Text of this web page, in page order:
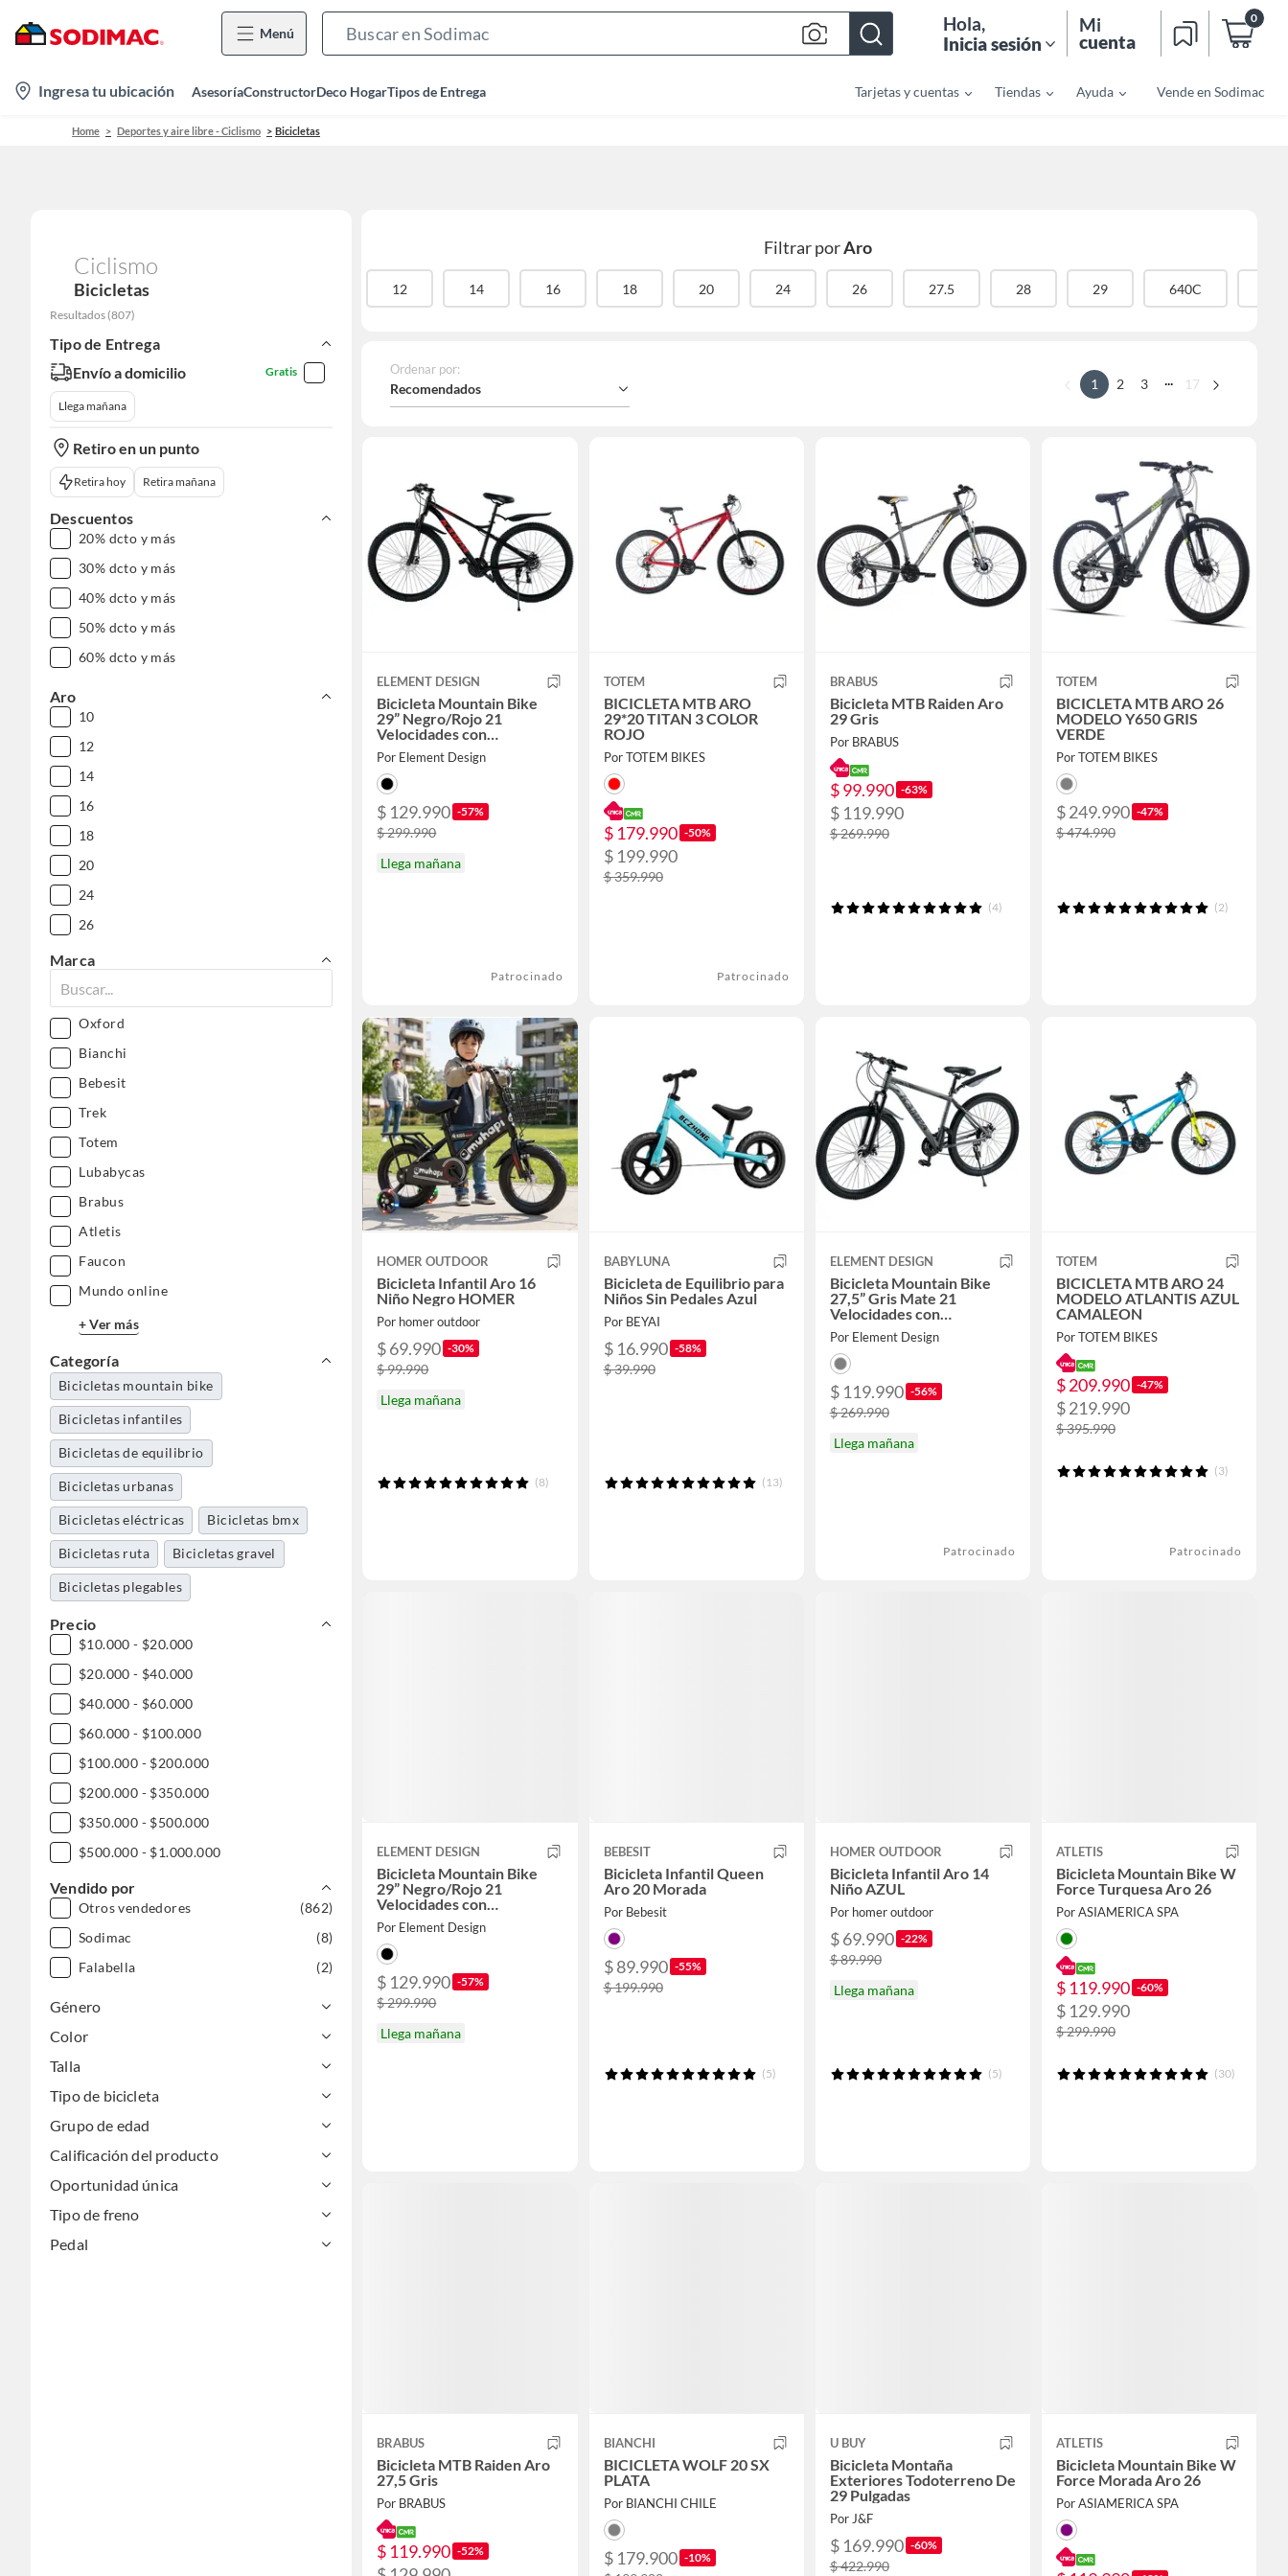
Menú
Bar
Hola,
Inicia sesión
Mi
cuenta
0
location-
icon
Ingresa tu ubicación AsesoríaConstructorDeco HogarTipos de Entrega Tarjetas y cuentas Tiendas Ayuda Vende en Sodimac
Home Deportes y aire libre - Ciclismo Bicicletas
Ciclismo
Bicicletas
Resultados (807)
Tipo de Entrega
Envío a domicilio
Gratis
Llega mañana
Retiro en un punto
Retira hoy Retira mañana
Descuentos
20% dcto y más
30% dcto y más
40% dcto y más
50% dcto y más
60% dcto y más
Aro
10
12
14
16
18
20
24
26
28
Marca
Oxford
Bianchi
Bebesit
Trek
Totem
Lubabycas
Brabus
Atletis
Faucon
Mundo online
+ Ver más
Categoría
Bicicletas mountain bike
Bicicletas infantiles
Bicicletas de equilibrio
Bicicletas urbanas
Bicicletas eléctricas Bicicletas bmx
Bicicletas ruta Bicicletas gravel
Bicicletas plegables
Precio
$10.000 - $20.000
$20.000 - $40.000
$40.000 - $60.000
$60.000 - $100.000
$100.000 - $200.000
$200.000 - $350.000
$350.000 - $500.000
$500.000 - $1.000.000
DESDE $1.000.000
Vendido por
Otros vendedores
(862)
Sodimac
(8)
Falabella
(2)
Género
Color
Talla
Tipo de bicicleta
Grupo de edad
Calificación del producto
Oportunidad única
Tipo de freno
Pedal
Filtrar porAro
12 14 16 18 20 24 26 27.5 28 29 640C
Ordenar por:
Recomendados 1 2 3 ... 17
ELEMENT DESIGN
Bicicleta Mountain Bike
29” Negro/Rojo 21
Velocidades con
Suspensión y Frenos de
Disco
Por Element Design
$ 129.990 -57%
$ 299.990
Llega mañana
Patrocinado
TOTEM
BICICLETA MTB ARO
29*20 TITAN 3 COLOR
ROJO
Por TOTEM BIKES
$ 179.990 -50%
$ 199.990
$ 359.990
Patrocinado
BRABUS
Bicicleta MTB Raiden Aro
29 Gris
Por BRABUS
$ 99.990 -63%
$ 119.990
$ 269.990
(4)
TOTEM
BICICLETA MTB ARO 26
MODELO Y650 GRIS
VERDE
Por TOTEM BIKES
$ 249.990 -47%
$ 474.990
(2)
HOMER OUTDOOR
Bicicleta Infantil Aro 16
Niño Negro HOMER
Por homer outdoor
$ 69.990 -30%
$ 99.990
Llega mañana
(8)
BABYLUNA
Bicicleta de Equilibrio para
Niños Sin Pedales Azul
Por BEYAI
$ 16.990 -58%
$ 39.990
(13)
ELEMENT DESIGN
Bicicleta Mountain Bike
27,5” Gris Mate 21
Velocidades con
Suspensión y Frenos de
Disco
Por Element Design
$ 119.990 -56%
$ 269.990
Llega mañana
Patrocinado
TOTEM
BICICLETA MTB ARO 24
MODELO ATLANTIS AZUL
CAMALEON
Por TOTEM BIKES
$ 209.990 -47%
$ 219.990
$ 395.990
(3)
Patrocinado
ELEMENT DESIGN
Bicicleta Mountain Bike
29” Negro/Rojo 21
Velocidades con
Suspensión y Frenos de
Disco
Por Element Design
$ 129.990 -57%
$ 299.990
Llega mañana
BEBESIT
Bicicleta Infantil Queen
Aro 20 Morada
Por Bebesit
$ 89.990 -55%
$ 199.990
(5)
HOMER OUTDOOR
Bicicleta Infantil Aro 14
Niño AZUL
Por homer outdoor
$ 69.990 -22%
$ 89.990
Llega mañana
(5)
ATLETIS
Bicicleta Mountain Bike W
Force Turquesa Aro 26
Por ASIAMERICA SPA
$ 119.990 -60%
$ 129.990
$ 299.990
(30)
BRABUS
Bicicleta MTB Raiden Aro
27,5 Gris
Por BRABUS
$ 119.990 -52%
BIANCHI
BICICLETA WOLF 20 SX
PLATA
Por BIANCHI CHILE
$ 179.900 -10%
U BUY
Bicicleta Montaña
Exteriores Todoterreno De
29 Pulgadas
Por J&F
$ 169.990 -60%
$ 422.990
ATLETIS
Bicicleta Mountain Bike W
Force Morada Aro 26
Por ASIAMERICA SPA